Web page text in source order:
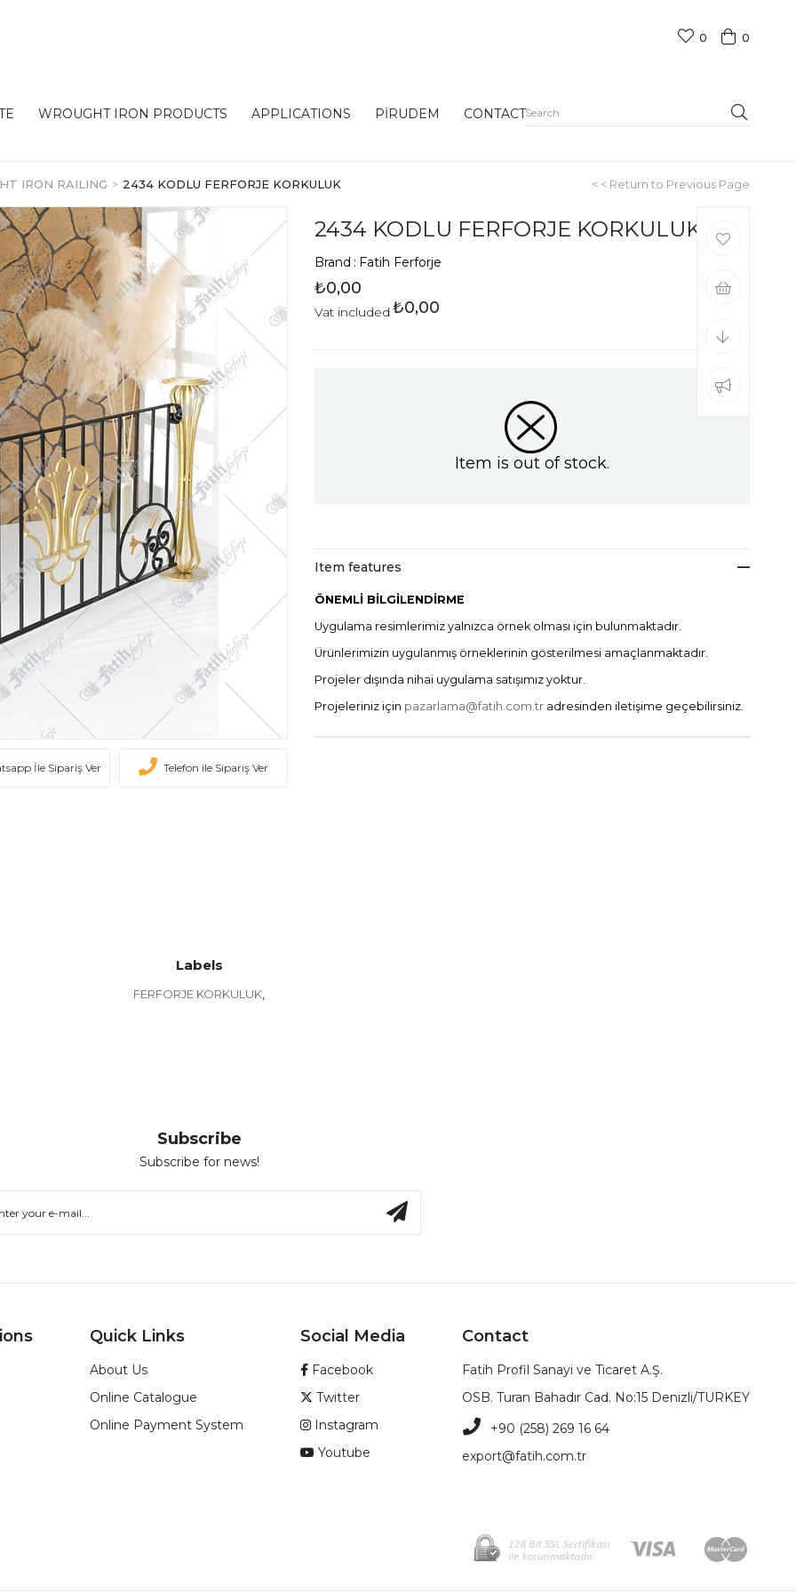
0
WROUGHT IRON PRODUCTS APPLICATIONS PİRUDEM CONTACT
0
IRON RAILING 2434 KODLU FERFORJE KORKULUK < < Return to Previous Page
İle Sipariş Ver Telefon ile Sipariş Ver
2434 KODLU FERFORJE KORKULUK
Brand : Fatih Ferforje
₺0,00
Vat included ₺0,00
Item is out of stock.
Item features
ÖNEMLİ BİLGİLENDİRME
Uygulama resimlerimiz yalnızca örnek olması için bulunmaktadır.
Ürünlerimizin uygulanmış örneklerinin gösterilmesi amaçlanmaktadır.
Projeler dışında nihai uygulama satışımız yoktur.
Projeleriniz için pazarlama@fatih.com.tr adresinden iletişime geçebilirsiniz.
Labels
FERFORJE KORKULUK,
Subscribe
Subscribe for news!
Quick Links
About Us
Online Catalogue
Online Payment System
Social Media
Facebook
Twitter
Instagram
Youtube
Contact
Fatih Profil Sanayi ve Ticaret A.Ş.
OSB. Turan Bahadır Cad. No:15 Denizli/TURKEY
+90 (258) 269 16 64
export@fatih.com.tr